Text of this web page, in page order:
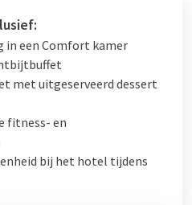
in een Comfort kamer
met uitgeserveerd dessert
fitness- en
bij het hotel tijdens